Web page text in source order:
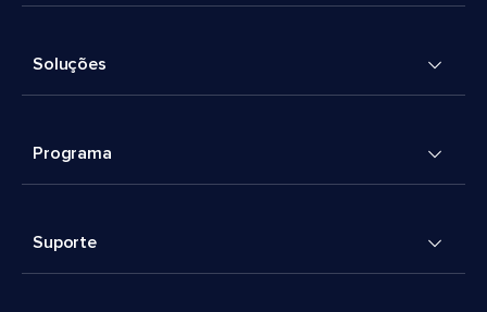
Soluções
Programa
Suporte